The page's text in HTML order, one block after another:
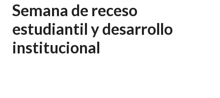
Semana de receso
estudiantil y desarrollo
institucional